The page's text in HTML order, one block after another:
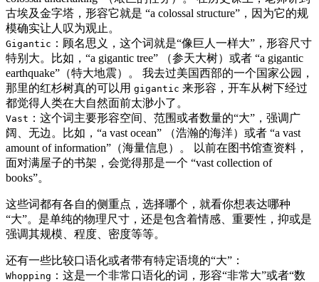
古埃及金字塔，形容它就是 “a colossal structure”，因为它的规
模确实让人叹为观止。
Gigantic ：顾名思义，这个词就是“像巨人一样大”，形容尺寸
特别大。比如，“a gigantic tree” （参天大树）或者 “a gigantic
earthquake”（特大地震）。 我去过美国西部的一个国家公园，
那里的红杉树真的可以用 gigantic 来形容，开车从树下经过
都觉得人类在大自然面前太渺小了。
Vast ：这个词主要形容空间、范围或者数量的“大”，强调广
阔、无边。比如，“a vast ocean” （浩瀚的海洋）或者 “a vast
amount of information”（海量信息）。 以前在图书馆查资料，
面对满屋子的书架，会觉得那是一个 “vast collection of
books”。
这些词都有各自的侧重点，选择哪个，就看你想表达哪种
“大”。是单纯的物理尺寸，还是包含着情感、重要性，抑或是
强调其规模、程度、密度等等。
还有一些比较口语化或者带有特定语境的“大”：
Whopping ：这是一个非常口语化的词，形容“非常大”或者“数